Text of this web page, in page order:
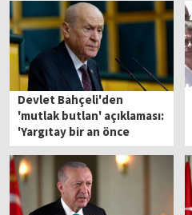
Devlet Bahçeli'den
'mutlak butlan' açıklaması:
'Yargıtay bir an önce
kararını vermeli'